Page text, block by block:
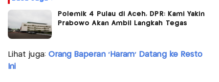
Polemik 4 Pulau di Aceh, DPR: Kami Yakin
Prabowo Akan Ambil Langkah Tegas
Lihat juga: Orang Baperan 'Haram' Datang ke Resto
Ini